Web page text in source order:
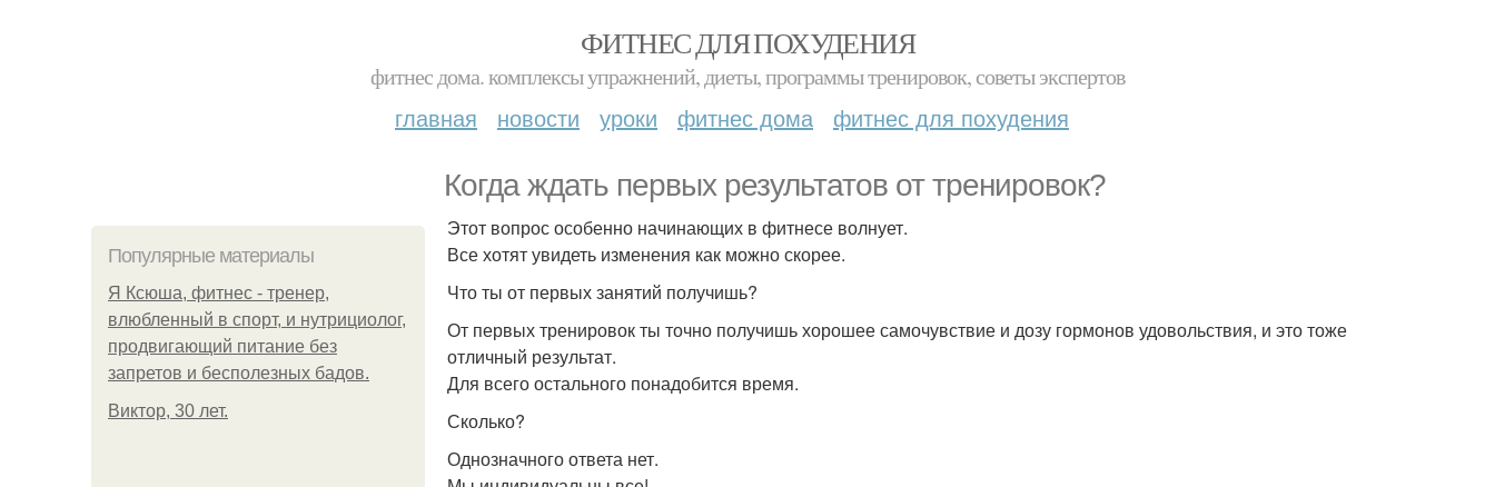
ФИТНЕС ДЛЯ ПОХУДЕНИЯ
фитнес дома. комплексы упражнений, диеты, программы тренировок, советы экспертов
главная новости уроки фитнес дома фитнес для похудения
Когда ждать первых результатов от тренировок?
Популярные материалы
Я Ксюша, фитнес - тренер,
влюбленный в спорт, и нутрициолог,
продвигающий питание без
запретов и бесполезных бадов.
Виктор, 30 лет.
Этот вопрос особенно начинающих в фитнесе волнует.
Все хотят увидеть изменения как можно скорее.
Что ты от первых занятий получишь?
От первых тренировок ты точно получишь хорошее самочувствие и дозу гормонов удовольствия, и это тоже
отличный результат.
Для всего остального понадобится время.
Сколько?
Однозначного ответа нет.